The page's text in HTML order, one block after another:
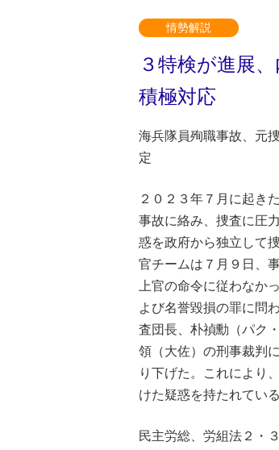
情勢解説
３特検が進展
積極対応
海兵隊員殉職事故、元
定
２０２３年７月に起き
事故に絡み、捜査に圧
惑を政府から独立して
官チームは７月９日、
上官の命令に従わなか
よび名誉毀損の罪に問
査団長、朴禎勳（パク
領（大佐）の刑事裁判
り下げた。これにより
けた疑惑を持たれてい
民主労総、労組法２・